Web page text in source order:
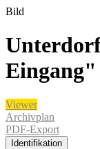
Bild
Viewer
Archivplan
PDF-Export
Identifikation